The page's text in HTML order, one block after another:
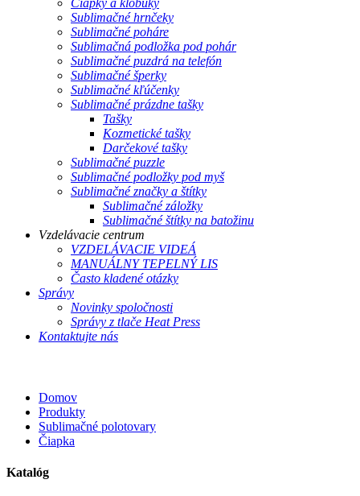
Čiapky a klobúky
Sublimačné hrnčeky
Sublimačné poháre
Sublimačná podložka pod pohár
Sublimačné puzdrá na telefón
Sublimačné šperky
Sublimačné kľúčenky
Sublimačné prázdne tašky
Tašky
Kozmetické tašky
Darčekové tašky
Sublimačné puzzle
Sublimačné podložky pod myš
Sublimačné značky a štítky
Sublimačné záložky
Sublimačné štítky na batožinu
Vzdelávacie centrum
VZDELÁVACIE VIDEÁ
MANUÁLNY TEPELNÝ LIS
Často kladené otázky
Správy
Novinky spoločnosti
Správy z tlače Heat Press
Kontaktujte nás
Domov
Produkty
Sublimačné polotovary
Čiapka
Katalóg